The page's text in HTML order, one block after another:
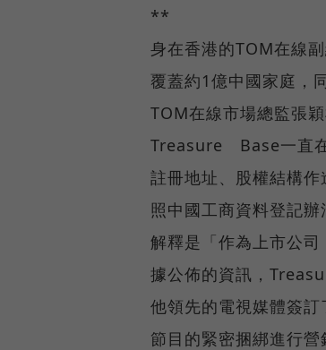
**
身在香港的TOM在線
覆蓋約1億中國家庭，
TOM在線市場總監張
Treasure Base一直在
註冊地址、股權結構
照中國工商資料登記
解釋是「作為上市公司
據公佈的資訊，
他領先的電視媒體簽
節目的緊密捆綁進行營